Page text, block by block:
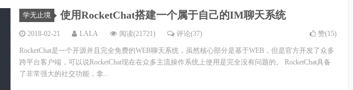
学无止境 使用RocketChat搭建一个属于自己的IM聊天系统
2018-02-21 LALA 阅读(21721) 评论(37) 赞(15)
RocketChat是一个开源并且完全免费的WEB聊天系统，虽然核心部分是基于WEB，但是官方开发了众多
跨平台客户端，可以说RocketChat现在在众多主流操作系统上使用是完全没有问题的。 RocketChat具备
了非常强大的社交功能，拿...